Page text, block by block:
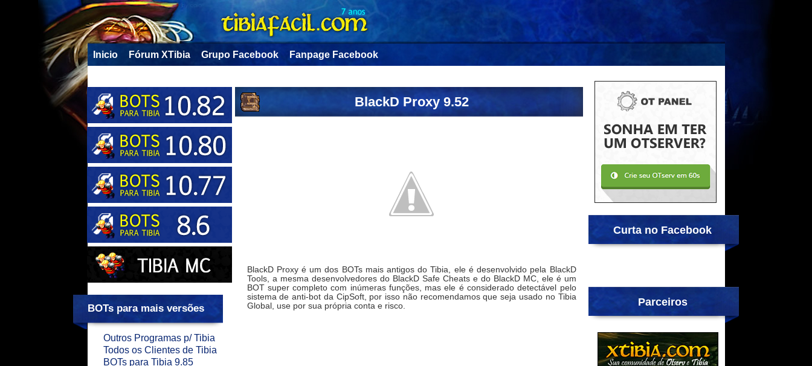
Inicio Fórum XTibia Grupo Facebook Fanpage Facebook
BOTs para mais versões
Outros Programas p/ Tibia
Todos os Clientes de Tibia
BOTs para Tibia 9.85
BlackD Proxy 9.52
BlackD Proxy é um dos BOTs mais antigos do Tibia, ele é desenvolvido pela BlackD
Tools, a mesma desenvolvedores do BlackD Safe Cheats e do BlackD MC, ele é um
BOT super completo com inúmeras funções, mas ele é considerado detectável pelo
sistema de anti-bot da CipSoft, por isso não recomendamos que seja usado no Tibia
Global, use por sua própria conta e risco.
Curta no Facebook
Parceiros